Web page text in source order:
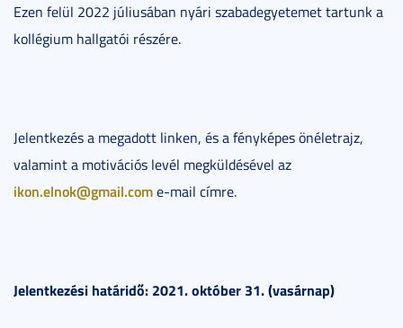
Ezen felül 2022 júliusában nyári szabadegyetemet tartunk a
kollégium hallgatói részére.
Jelentkezés a megadott linken, és a fényképes önéletrajz,
valamint a motivációs levél megküldésével az
ikon.elnok@gmail.come-mail címre.
Jelentkezési határidő: 2021. október 31. (vasárnap)